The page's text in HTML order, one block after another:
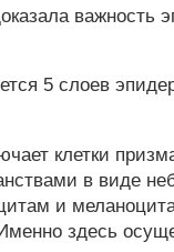
важность
5 слоев
клетки
в виде
и
здесь